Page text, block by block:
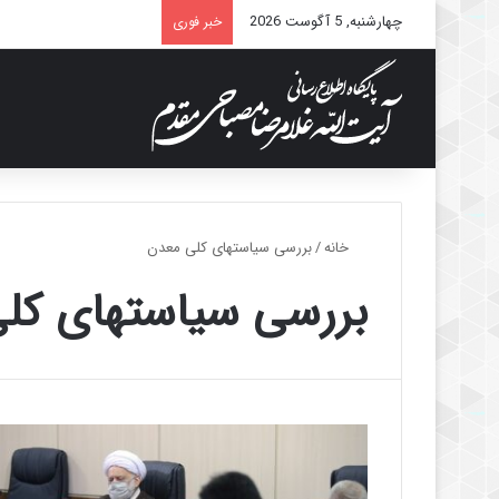
چهارشنبه, 5 آگوست 2026 خبر فوری
خانه/بررسی سیاستهای کلی معدن
بررسی سیاستهای